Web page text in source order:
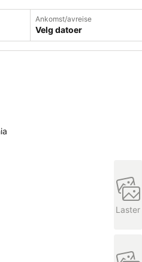
Ankomst/avreise
Velg datoer
Laster